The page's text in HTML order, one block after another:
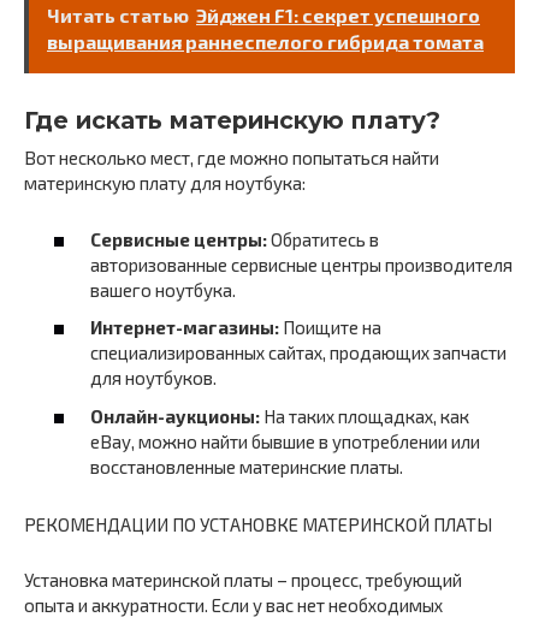
Читать статью Эйджен F1: секрет успешного
выращивания раннеспелого гибрида томата
Где искать материнскую плату?
Вот несколько мест, где можно попытаться найти
материнскую плату для ноутбука:
Сервисные центры:Обратитесь в
авторизованные сервисные центры производителя
вашего ноутбука.
Интернет-магазины: Поищите на
специализированных сайтах, продающих запчасти
для ноутбуков.
Онлайн-аукционы: На таких площадках, как
eBay, можно найти бывшие в употреблении или
восстановленные материнские платы.
РЕКОМЕНДАЦИИ ПО УСТАНОВКЕ МАТЕРИНСКОЙ ПЛАТЫ
Установка материнской платы – процесс, требующий
опыта и аккуратности. Если у вас нет необходимых